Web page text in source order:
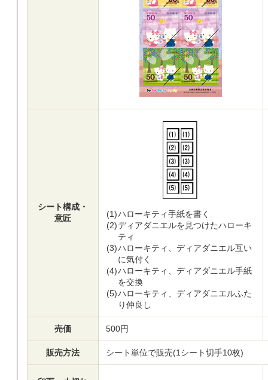
シート構成・
意匠
(1)ハローキティ手紙を書く
(2)ディアダニエルを見つけたハローキ
ティ
(3)ハローキティ、ディアダニエル互い
に気付く
(4)ハローキティ、ディアダニエル手紙
を交換
(5)ハローキティ、ディアダニエルふた
り仲良し
売価 500円
販売方法 シート単位で販売(1シート切手10枚)